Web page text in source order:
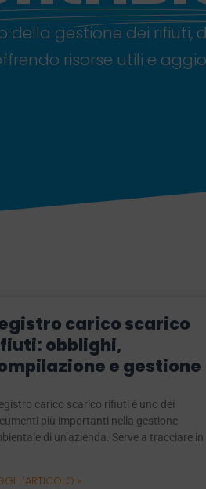
della gestione dei rifiuti,
risorse utili e
carico scarico
obblighi,
e gestione
carico scarico rifiuti è uno dei
più importanti nella gestione
di un’azienda. Serve a tracciare in
L'ARTICOLO »